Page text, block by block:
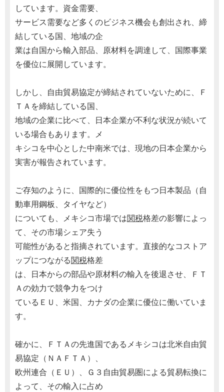
しています。資金需要、
サービス需要など多くのビジネス機会も創出され、締
結している国、地域の企
業は自国から輸入部品、原材料を調達して、国際事業
を優位に展開しています。
しかし、自由貿易協定が締結されていないために、Ｆ
ＴＡを締結している国、
地域の企業に比べて、日本企業が不利な状況が続いて
いる場合もあります。メ
キシコを中心とした中南米では、現地の日本企業から
実害が報告されています。
ご存知のように、国際的に優位性をもつ日本製品（自
動車用鋼板、タイヤなど）
についても、メキシコ市場では関税格差の影響によっ
て、その市場シェア失う
可能性があると指摘されています。直接的なコストア
ップにつながる関税格差
は、日本からの部品や原材料の輸入を後退させ、ＦＴ
Ａの効力で競争力をつけ
ているＥＵ、米国、カナダの企業に優位に働いていま
す。
確かに、ＦＴＡの先進国であるメキシコは北米自由貿
易協定（ＮＡＦＴＡ）、
欧州連合（ＥＵ）、Ｇ３自由貿易圏による貿易転換に
よって、その輸入に占め